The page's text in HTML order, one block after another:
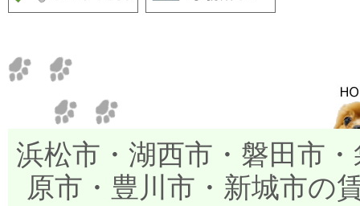
浜松市・湖西市・磐田市
原市・豊川市・新城市の